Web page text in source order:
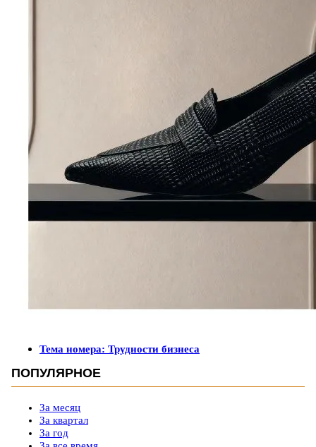
Тема номера: Трудности бизнеса
ПОПУЛЯРНОЕ
За месяц
За квартал
За год